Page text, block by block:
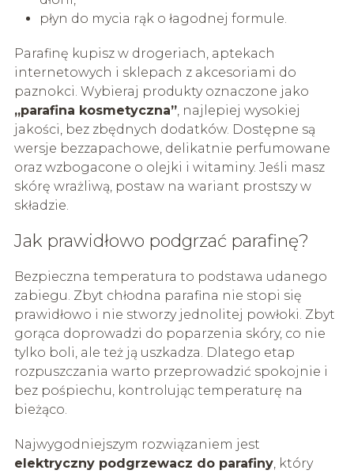
płyn do mycia rąk o łagodnej formule.
Parafinę kupisz w drogeriach, aptekach
internetowych i sklepach z akcesoriami do
paznokci. Wybieraj produkty oznaczone jako
„parafina kosmetyczna”, najlepiej wysokiej
jakości, bez zbędnych dodatków. Dostępne są
wersje bezzapachowe, delikatnie perfumowane
oraz wzbogacone o olejki i witaminy. Jeśli masz
skórę wrażliwą, postaw na wariant prostszy w
składzie.
Jak prawidłowo podgrzać parafinę?
Bezpieczna temperatura to podstawa udanego
zabiegu. Zbyt chłodna parafina nie stopi się
prawidłowo i nie stworzy jednolitej powłoki. Zbyt
gorąca doprowadzi do poparzenia skóry, co nie
tylko boli, ale też ją uszkadza. Dlatego etap
rozpuszczania warto przeprowadzić spokojnie i
bez pośpiechu, kontrolując temperaturę na
bieżąco.
Najwygodniejszym rozwiązaniem jest
elektryczny podgrzewacz do parafiny, który